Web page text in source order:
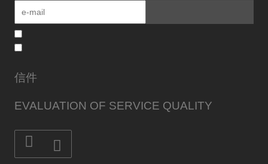
信件
EVALUATION OF SERVICE QUALITY